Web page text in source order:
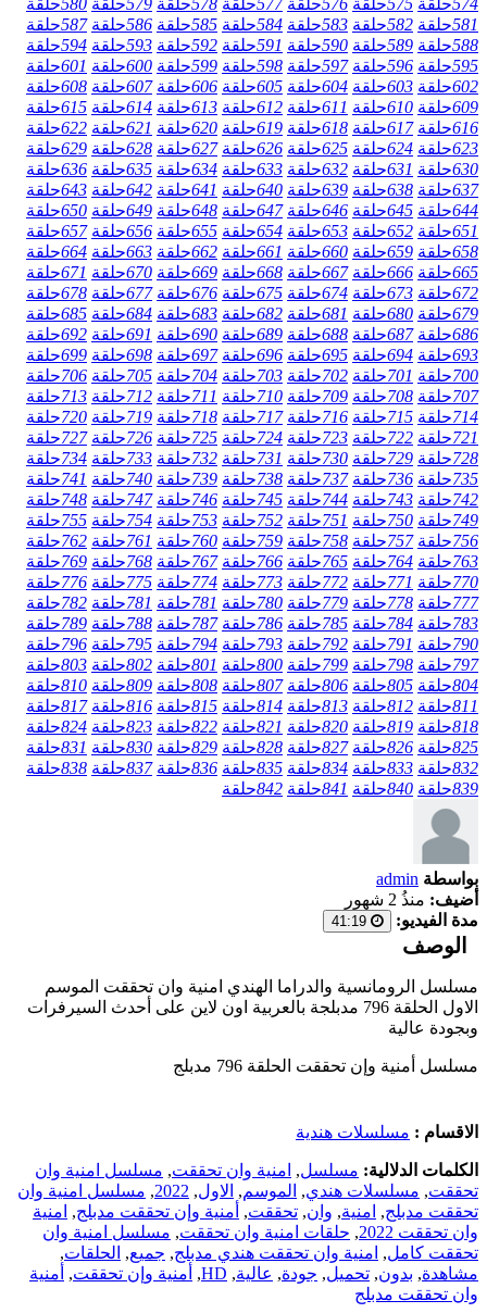
574حلقة 575حلقة 576حلقة 577حلقة 578حلقة 579حلقة 580حلقة
581حلقة 582حلقة 583حلقة 584حلقة 585حلقة 586حلقة 587حلقة
588حلقة 589حلقة 590حلقة 591حلقة 592حلقة 593حلقة 594حلقة
595حلقة 596حلقة 597حلقة 598حلقة 599حلقة 600حلقة 601حلقة
602حلقة 603حلقة 604حلقة 605حلقة 606حلقة 607حلقة 608حلقة
609حلقة 610حلقة 611حلقة 612حلقة 613حلقة 614حلقة 615حلقة
616حلقة 617حلقة 618حلقة 619حلقة 620حلقة 621حلقة 622حلقة
623حلقة 624حلقة 625حلقة 626حلقة 627حلقة 628حلقة 629حلقة
630حلقة 631حلقة 632حلقة 633حلقة 634حلقة 635حلقة 636حلقة
637حلقة 638حلقة 639حلقة 640حلقة 641حلقة 642حلقة 643حلقة
644حلقة 645حلقة 646حلقة 647حلقة 648حلقة 649حلقة 650حلقة
651حلقة 652حلقة 653حلقة 654حلقة 655حلقة 656حلقة 657حلقة
658حلقة 659حلقة 660حلقة 661حلقة 662حلقة 663حلقة 664حلقة
665حلقة 666حلقة 667حلقة 668حلقة 669حلقة 670حلقة 671حلقة
672حلقة 673حلقة 674حلقة 675حلقة 676حلقة 677حلقة 678حلقة
679حلقة 680حلقة 681حلقة 682حلقة 683حلقة 684حلقة 685حلقة
686حلقة 687حلقة 688حلقة 689حلقة 690حلقة 691حلقة 692حلقة
693حلقة 694حلقة 695حلقة 696حلقة 697حلقة 698حلقة 699حلقة
700حلقة 701حلقة 702حلقة 703حلقة 704حلقة 705حلقة 706حلقة
707حلقة 708حلقة 709حلقة 710حلقة 711حلقة 712حلقة 713حلقة
714حلقة 715حلقة 716حلقة 717حلقة 718حلقة 719حلقة 720حلقة
721حلقة 722حلقة 723حلقة 724حلقة 725حلقة 726حلقة 727حلقة
728حلقة 729حلقة 730حلقة 731حلقة 732حلقة 733حلقة 734حلقة
735حلقة 736حلقة 737حلقة 738حلقة 739حلقة 740حلقة 741حلقة
742حلقة 743حلقة 744حلقة 745حلقة 746حلقة 747حلقة 748حلقة
749حلقة 750حلقة 751حلقة 752حلقة 753حلقة 754حلقة 755حلقة
756حلقة 757حلقة 758حلقة 759حلقة 760حلقة 761حلقة 762حلقة
763حلقة 764حلقة 765حلقة 766حلقة 767حلقة 768حلقة 769حلقة
770حلقة 771حلقة 772حلقة 773حلقة 774حلقة 775حلقة 776حلقة
777حلقة 778حلقة 779حلقة 780حلقة 781حلقة 781حلقة 782حلقة
783حلقة 784حلقة 785حلقة 786حلقة 787حلقة 788حلقة 789حلقة
790حلقة 791حلقة 792حلقة 793حلقة 794حلقة 795حلقة 796حلقة
797حلقة 798حلقة 799حلقة 800حلقة 801حلقة 802حلقة 803حلقة
804حلقة 805حلقة 806حلقة 807حلقة 808حلقة 809حلقة 810حلقة
811حلقة 812حلقة 813حلقة 814حلقة 815حلقة 816حلقة 817حلقة
818حلقة 819حلقة 820حلقة 821حلقة 822حلقة 823حلقة 824حلقة
825حلقة 826حلقة 827حلقة 828حلقة 829حلقة 830حلقة 831حلقة
832حلقة 833حلقة 834حلقة 835حلقة 836حلقة 837حلقة 838حلقة
839حلقة 840حلقة 841حلقة 842حلقة
بواسطة admin
أضيف: منذُ 2 شهور
مدة الفيديو:
الوصف
مسلسل الرومانسية والدراما الهندي امنية وان تحققت الموسم
الاول الحلقة 796 مدبلجة بالعربية اون لاين على أحدث السيرفرات
وبجودة عالية
مسلسل أمنية وإن تحققت الحلقة 796 مدبلج
الاقسام : مسلسلات هندية
الكلمات الدلالية: مسلسل, امنية وان تحققت, مسلسل امنية وان
تحققت, مسلسلات هندي, الموسم, الاول,
2022
, مسلسل امنية وان
تحققت مدبلج, امنية, وان, تحققت, أمنية وإن تحققت مدبلج, امنية
وان تحققت 2022
, حلقات امنية وان تحققت, مسلسل امنية وان
تحققت كامل, امنية وان تحققت هندي مدبلج, جميع, الحلقات,
مشاهدة, بدون, تحميل, جودة, عالية,
HD
, أمنية وإن تحققت, أمنية
وان تحققت مدبلج